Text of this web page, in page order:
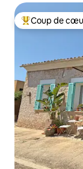
Coups de cœur
Coup de